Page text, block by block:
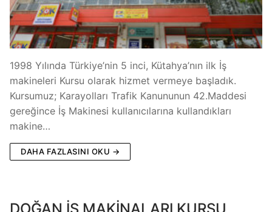
1998 Yılında Türkiye’nin 5 inci, Kütahya’nın ilk İş
makineleri Kursu olarak hizmet vermeye başladık.
Kursumuz; Karayolları Trafik Kanununun 42.Maddesi
gereğince İş Makinesi kullanıcılarına kullandıkları
makine…
DAHA FAZLASINI OKU →